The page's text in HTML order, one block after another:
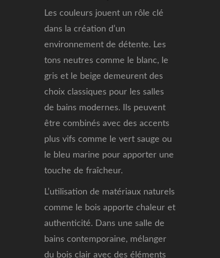
Les couleurs jouent un rôle clé
dans la création d’un
environnement de détente. Les
tons neutres comme le blanc, le
gris et le beige demeurent des
choix classiques pour les salles
de bains modernes. Ils peuvent
être combinés avec des accents
plus vifs comme le vert sauge ou
le bleu marine pour apporter une
touche de fraîcheur.
L’utilisation de matériaux naturels
comme le bois apporte chaleur et
authenticité. Dans une salle de
bains contemporaine, mélanger
du bois clair avec des éléments